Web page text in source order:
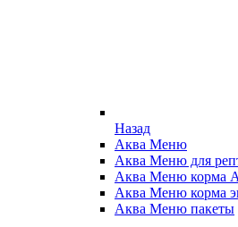
Назад
Аква Меню
Аква Меню для
Аква Меню корма
Аква Меню корма
Аква Меню пакеты